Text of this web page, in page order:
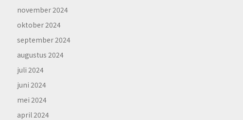
november 2024
oktober 2024
september 2024
augustus 2024
juli 2024
juni 2024
mei 2024
april 2024